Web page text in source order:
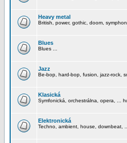
Heavy metal
British, power, gothic, doom,
Blues
Blues ...
Jazz
Be-bop, hard-bop, fusion, jazz-rock,
Klasická
Symfonická, orchestrálna, opera, ...
Elektronická
Techno, ambient, house, downbeat, ...